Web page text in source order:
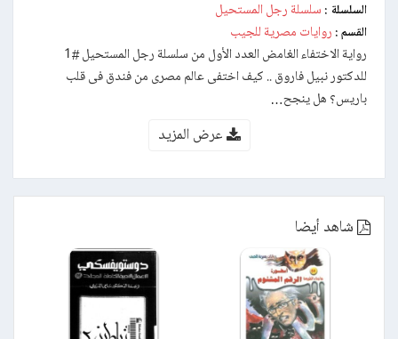
السلسلة : سلسلة رجل المستحيل
القسم : روايات مصرية للجيب
رواية الاختفاء الغامض العدد الأول من سلسلة رجل المستحيل #1
للدكتور نبيل فاروق .. كيف اختفى عالم مصرى من فندق فى قلب
باريس؟ هل ينجح…
عرض المزيد
شاهد أيضا